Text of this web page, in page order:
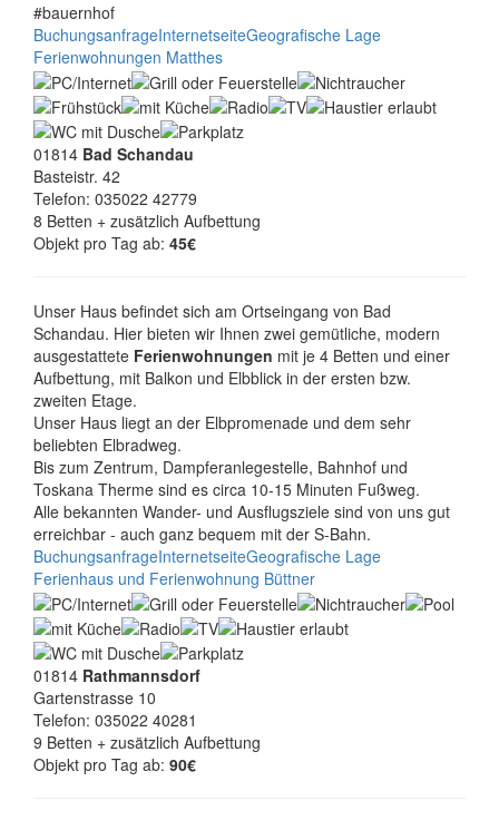
#bauernhof
BuchungsanfrageInternetseiteGeografische Lage
Ferienwohnungen Matthes
01814 Bad Schandau
Basteistr. 42
Telefon: 035022 42779
8 Betten + zusätzlich Aufbettung
Objekt pro Tag ab: 45€
Unser Haus befindet sich am Ortseingang von Bad
Schandau. Hier bieten wir Ihnen zwei gemütliche, modern
ausgestattete Ferienwohnungen mit je 4 Betten und einer
Aufbettung, mit Balkon und Elbblick in der ersten bzw.
zweiten Etage.
Unser Haus liegt an der Elbpromenade und dem sehr
beliebten Elbradweg.
Bis zum Zentrum, Dampferanlegestelle, Bahnhof und
Toskana Therme sind es circa 10-15 Minuten Fußweg.
Alle bekannten Wander- und Ausflugsziele sind von uns gut
erreichbar - auch ganz bequem mit der S-Bahn.
BuchungsanfrageInternetseiteGeografische Lage
Ferienhaus und Ferienwohnung Büttner
01814 Rathmannsdorf
Gartenstrasse 10
Telefon: 035022 40281
9 Betten + zusätzlich Aufbettung
Objekt pro Tag ab: 90€